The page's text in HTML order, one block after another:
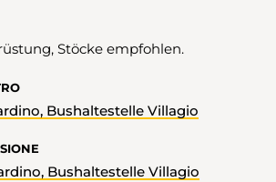
Stöcke empfohlen.
Bushaltestelle Villagio
Bushaltestelle Villagio